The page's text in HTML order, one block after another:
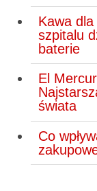
Kawa
szpitalu
baterie
El
świata
Co